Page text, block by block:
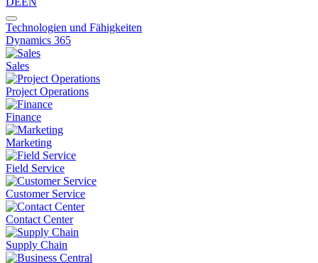
Technologien und Fähigkeiten
Dynamics 365
Sales
Project Operations
Finance
Marketing
Field Service
Customer Service
Contact Center
Supply Chain